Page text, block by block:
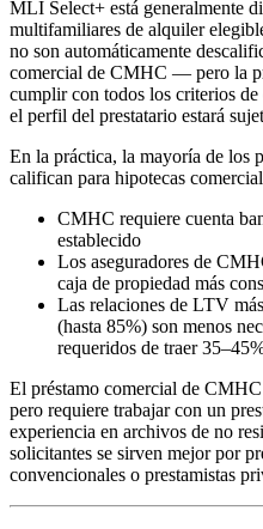
MLI Select+ está generalmente
multifamiliares de alquiler
no son automáticamente
comercial de CMHC — pero la
cumplir con todos los criterios
el perfil del prestatario estará
En la práctica, la mayoría de los
califican para hipotecas
CMHC requiere cuenta
establecido
Los aseguradores de
caja de propiedad más
Las relaciones de LTV
(hasta 85%) son menos
requeridos de traer
El préstamo comercial de
pero requiere trabajar con un
experiencia en archivos de no
solicitantes se sirven mejor por
convencionales o prestamistas